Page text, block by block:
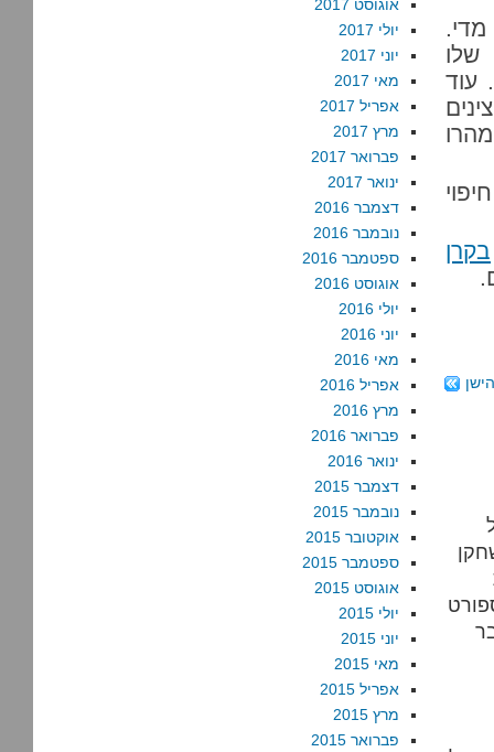
שלו
עוד
בקרן
אוגוסט 2017
יולי 2017
יוני 2017
מאי 2017
אפריל 2017
מרץ 2017
פברואר 2017
ינואר 2017
דצמבר 2016
נובמבר 2016
ספטמבר 2016
אוגוסט 2016
יולי 2016
יוני 2016
מאי 2016
אפריל 2016
מרץ 2016
פברואר 2016
ינואר 2016
דצמבר 2015
נובמבר 2015
אוקטובר 2015
ספטמבר 2015
אוגוסט 2015
יולי 2015
יוני 2015
מאי 2015
אפריל 2015
מרץ 2015
פברואר 2015